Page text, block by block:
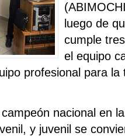
luego de
cumple
el equipo
profesional para la
nacional en
y juvenil se